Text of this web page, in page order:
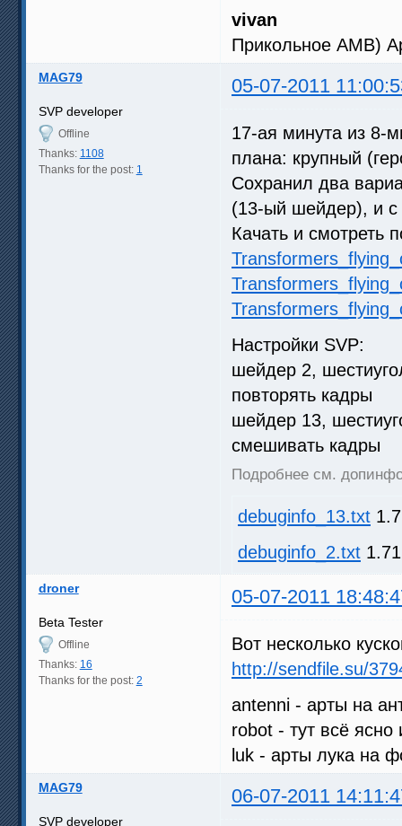
vivan
Прикольное АМВ)
MAG79 05-07-2011
SVP developer
Offline
Thanks: 1108
Thanks for the post: 1
17-ая минута из 8-
плана: крупный
Сохранил два
(13-ый шейдер), и с
Качать и смотреть
Настройки SVP:
шейдер 2,
повторять кадры
шейдер 13,
смешивать кадры
Подробнее см.
debuginfo_13.txt
debuginfo_2.txt
droner 05-07-2011
Beta Tester
Offline
Thanks: 16
Thanks for the post: 2
Вот несколько
http://sendfile.su/
antenni - арты на
robot - тут всё
luk - арты лука на
MAG79 06-07-2011
SVP developer